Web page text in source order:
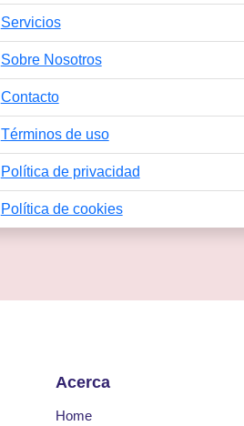
Servicios
Sobre Nosotros
Contacto
Términos de uso
Política de privacidad
Política de cookies
Acerca
Home